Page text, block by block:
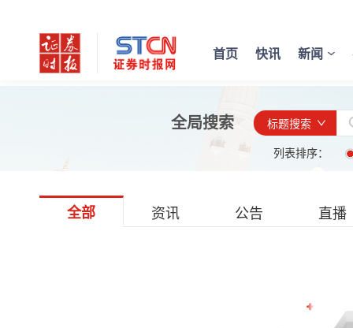
首页 快讯 新闻
全局搜索
标题搜索
列表排序：
全部 资讯 公告 直播